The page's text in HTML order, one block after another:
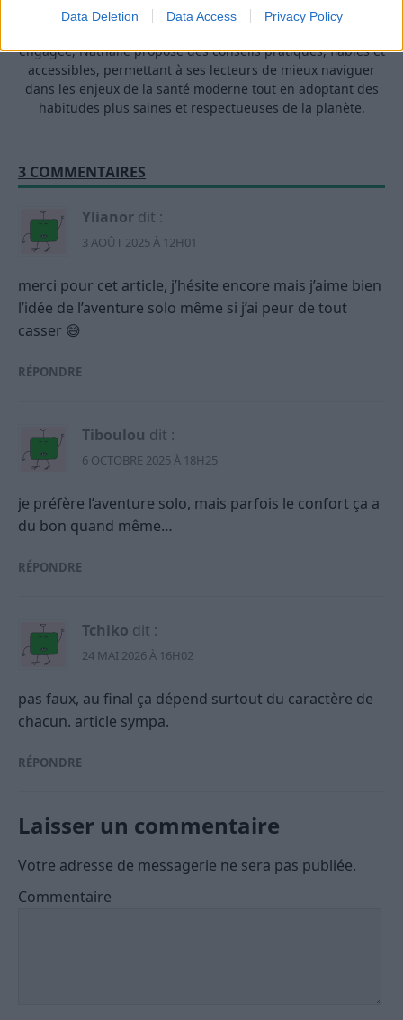
Data Deletion Data Access Privacy Policy
des solutions de ménage respectueuses de l’environnement.
engagée, Nathalie propose des conseils pratiques, fiables et
accessibles, permettant à ses lecteurs de mieux naviguer
dans les enjeux de la santé moderne tout en adoptant des
habitudes plus saines et respectueuses de la planète.
3 COMMENTAIRES
Ylianor dit :
3 AOÛT 2025 À 12H01
merci pour cet article, j’hésite encore mais j’aime bien
l’idée de l’aventure solo même si j’ai peur de tout
casser 😅
RÉPONDRE
Tiboulou dit :
6 OCTOBRE 2025 À 18H25
je préfère l’aventure solo, mais parfois le confort ça a
du bon quand même…
RÉPONDRE
Tchiko dit :
24 MAI 2026 À 16H02
pas faux, au final ça dépend surtout du caractère de
chacun. article sympa.
RÉPONDRE
Laisser un commentaire
Votre adresse de messagerie ne sera pas publiée.
Commentaire